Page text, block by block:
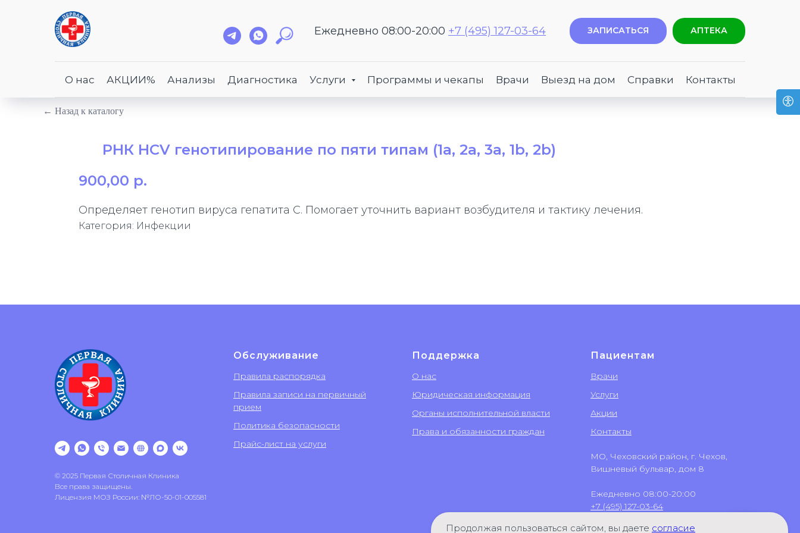
Ежедневно 08:00-20:00 +7 (495) 127-03-64 ЗАПИСАТЬСЯ АПТЕКА
О нас АКЦИИ% Анализы Диагностика Услуги Программы и чекапы Врачи Выезд на дом Справки Контакты
Продолжая пользоваться сайтом, вы даете согласие
← Назад к каталогу
РНК HCV генотипирование по пяти типам (1а, 2а, 3а, 1b, 2b)
900,00 р.
Определяет генотип вируса гепатита C. Помогает уточнить вариант возбудителя и тактику лечения.
Категория: Инфекции
© 2025 Первая Столичная Клиника
Все права защищены.
Лицензия МОЗ России: №ЛО-50-01-005581
Обслуживание
Правила распорядка
Правила записи на первичный
прием
Политика безопасности
Прайс-лист на услуги
Поддержка
О нас
Юридическая информация
Органы исполнительной власти
Права и обязанности граждан
Пациентам
Врачи
Услуги
Акции
Контакты
МО, Чеховский район, г. Чехов,
Вишневый бульвар, дом 8
Ежедневно 08:00-20:00
+7 (495) 127-03-64